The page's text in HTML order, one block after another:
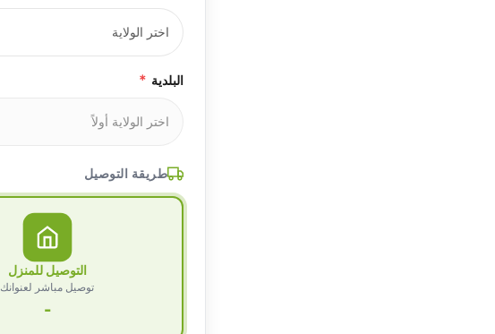
البلدية *
طريقة التوصيل
التوصيل للمنزل
توصيل مباشر لعنوانك
-